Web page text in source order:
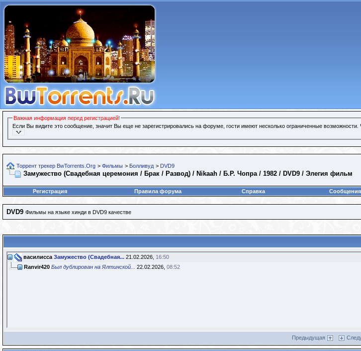
Важная информация перед регистрацией!
Если Вы видите это сообщение, значит Вы еще не зарегистрировались на форуме, гости имеют несколько ограниченные
Торрент трекер BwTorrents.Org > Фильмы > Болливуд > DVD9
Замужество (Свадебная церемония / Брак / Развод) / Nikaah / Б.Р. Чопра / 1982 / DVD9 / Элегия фильм
Регистрация
Правила форума Справка Сообщения
DVD9 Фильмы на языке хинди в DVD9 качестве
василисса Замужество (Свадебная... 21.02.2026, 16:50
Ranvir420 Был дублирован на Ялтинской... 22.02.2026, 08:52
Предыдущая